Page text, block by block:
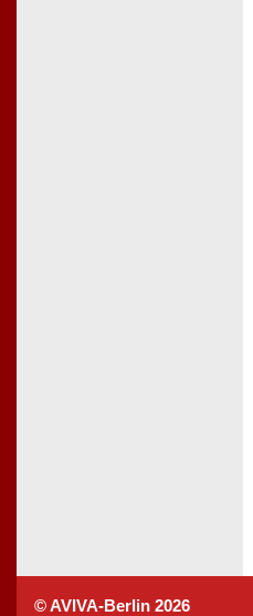
© AVIVA-Berlin 2026